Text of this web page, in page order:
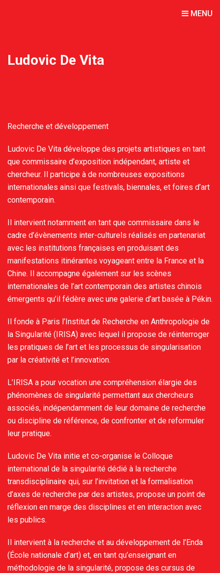
MENU
Ludovic De Vita
Recherche et développement
Ludovic De Vita développe des projets artistiques en tant
que commissaire d’exposition indépendant, artiste et
chercheur. Il participe à de nombreuses expositions
internationales ainsi que festivals, biennales, et foires d’art
contemporain.
Il intervient notamment en tant que commissaire dans le
cadre d’évènements inter-culturels réalisés en partenariat
avec les institutions françaises en produisant des
manifestations itinérantes voyageant entre la France et la
Chine. Il accompagne également sur les scènes
internationales de l’art contemporain des artistes chinois
émergents qu’il fédère avec une galerie d’art basée à Pékin.
Il fonde à Paris l’Institut de Recherche en Anthropologie de
la Singularité (IRISA) avec lequel il propose de réinterroger
les pratiques de l’art et les processus de singularisation
par la créativité et l’innovation.
L’IRISA a pour vocation une compréhension élargie des
phénomènes de singularité permettant aux chercheurs
associés, indépendamment de leur domaine de recherche
ou discipline de référence, de confronter et de reformuler
leur pratique.
Ludovic De Vita initie et co-organise le Colloque
international de la singularité dédié à la recherche
transdisciplinaire qui, sur l’invitation et la formalisation
d’axes de recherche par des artistes, propose un point de
réflexion en marge des disciplines et en interaction avec
les publics.
Il intervient à la recherche et au développement de l’Enda
(École nationale d’art) et, en tant qu’enseignant en
méthodologie de la singularité, propose des cursus de